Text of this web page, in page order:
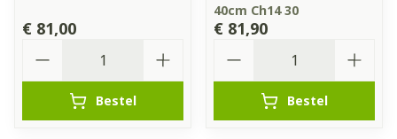
€ 81,00
Bestel
40cm Ch14 30
€ 81,90
Bestel